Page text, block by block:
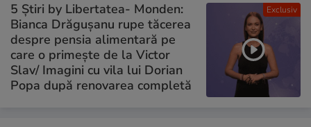
Exclusiv
5 Știri by Libertatea- Monden:
Bianca Drăgușanu rupe tăcerea
despre pensia alimentară pe
care o primește de la Victor
Slav/ Imagini cu vila lui Dorian
Popa după renovarea completă